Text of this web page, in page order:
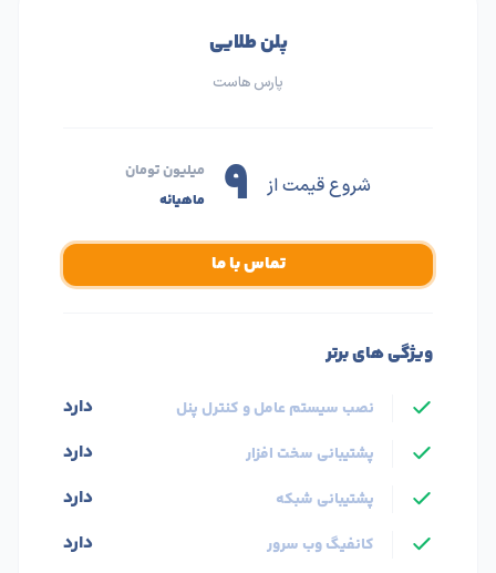
پلن طلایی
پارس هاست
شروع قیمت از ۹
میلیون تومان
ماهیانه
تماس با ما
ویژگی های برتر
نصب سیستم عامل و کنترل پنل دارد
پشتیبانی سخت افزار دارد
پشتیبانی شبکه دارد
کانفیگ وب سرور دارد